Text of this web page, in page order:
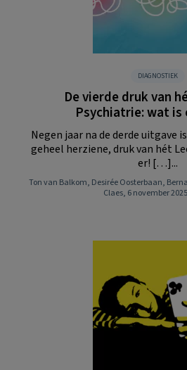
DIAGNOSTIEK
De vierde druk van
Psychiatrie: wat is
Negen jaar na de derde uitgave
geheel herziene, druk van hét
er! […]...
Ton van Balkom, Desirée Oosterbaan,
Claes, 6 november 2025